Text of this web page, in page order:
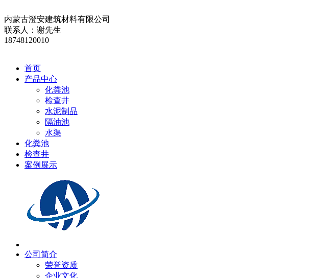
内蒙古澄安建筑材料有限公司
联系人：谢先生
18748120010
首页
产品中心
化粪池
检查井
水泥制品
隔油池
水渠
化粪池
检查井
案例展示
公司简介
荣誉资质
企业文化